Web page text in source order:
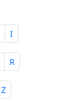
I
R
Z